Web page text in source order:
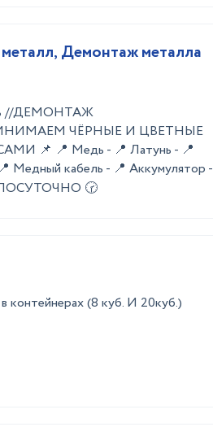
Демонтаж металла
//ДЕМОНТАЖ
ЧЁРНЫЕ И ЦВЕТНЫЕ
📌 📍 Медь - 📍 Латунь - 📍
Медный кабель - 📍 Аккумулятор -
🕝
контейнерах (8 куб. И 20куб.)